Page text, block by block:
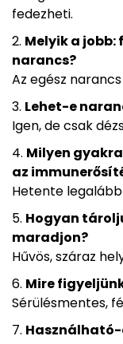
fedezheti.
Melyik a jobb:
narancs?
Az egész
Lehet-e
Igen, de csak
Milyen
az
Hetente
Hogyan
maradjon?
Hűvös, száraz
Mire
Sérülésmentes,
Használható-